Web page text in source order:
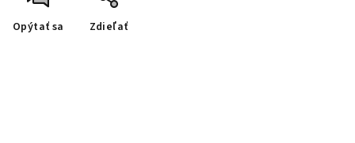
Opýtať sa Zdieľať